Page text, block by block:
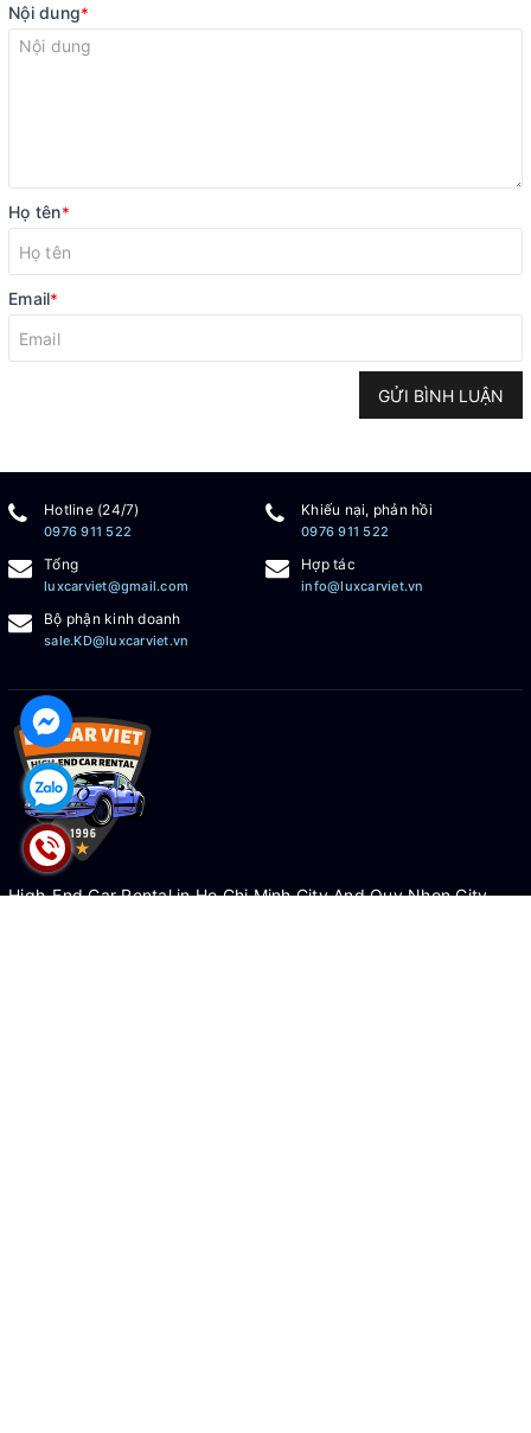
Nội dung*
Họ tên*
Email*
GỬI BÌNH LUẬN
Hotline (24/7)
0976 911 522
Khiếu nại, phản hồi
0976 911 522
Tổng
luxcarviet@gmail.com
Hợp tác
info@luxcarviet.vn
Bộ phận kinh doanh
sale.KD@luxcarviet.vn
High-End Car Rental in Ho Chi Minh City And Quy Nhon City